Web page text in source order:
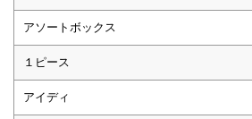
アソートボックス
１ピース
アイディ